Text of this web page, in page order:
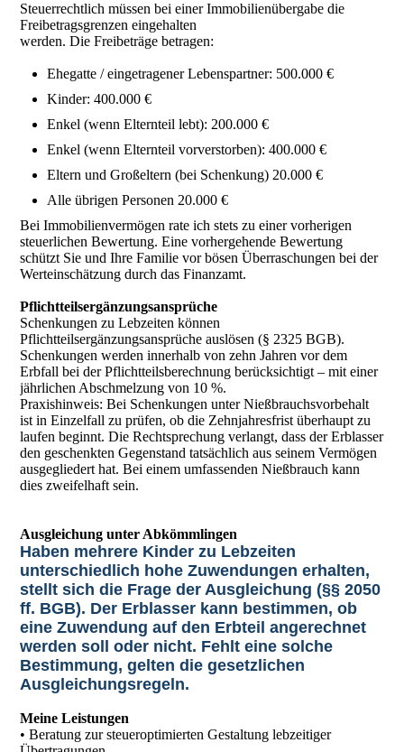
Steuerrechtlich müssen bei einer Immobilienübergabe die
Freibetragsgrenzen eingehalten
werden. Die Freibeträge betragen:
Ehegatte / eingetragener Lebenspartner: 500.000 €
Kinder: 400.000 €
Enkel (wenn Elternteil lebt): 200.000 €
Enkel (wenn Elternteil vorverstorben): 400.000 €
Eltern und Großeltern (bei Schenkung) 20.000 €
Alle übrigen Personen 20.000 €
Bei Immobilienvermögen rate ich stets zu einer vorherigen
steuerlichen Bewertung. Eine vorhergehende Bewertung
schützt Sie und Ihre Familie vor bösen Überraschungen bei der
Werteinschätzung durch das Finanzamt.
Pflichtteilsergänzungsansprüche
Schenkungen zu Lebzeiten können
Pflichtteilsergänzungsansprüche auslösen (§ 2325 BGB).
Schenkungen werden innerhalb von zehn Jahren vor dem
Erbfall bei der Pflichtteilsberechnung berücksichtigt – mit einer
jährlichen Abschmelzung von 10 %.
Praxishinweis: Bei Schenkungen unter Nießbrauchsvorbehalt
ist in Einzelfall zu prüfen, ob die Zehnjahresfrist überhaupt zu
laufen beginnt. Die Rechtsprechung verlangt, dass der Erblasser
den geschenkten Gegenstand tatsächlich aus seinem Vermögen
ausgegliedert hat. Bei einem umfassenden Nießbrauch kann
dies zweifelhaft sein.
Ausgleichung unter Abkömmlingen
Haben mehrere Kinder zu Lebzeiten
unterschiedlich hohe Zuwendungen erhalten,
stellt sich die Frage der Ausgleichung (§§ 2050
ff. BGB). Der Erblasser kann bestimmen, ob
eine Zuwendung auf den Erbteil angerechnet
werden soll oder nicht. Fehlt eine solche
Bestimmung, gelten die gesetzlichen
Ausgleichungsregeln.
Meine Leistungen
• Beratung zur steueroptimierten Gestaltung lebzeitiger